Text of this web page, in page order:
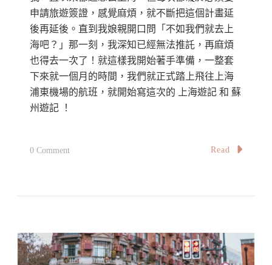
申請旅遊簽證，感覺麻煩，就不斷把這個計畫延
後再延後。直到我娘親開口問「不如我們就去上
海吧？」那一刻，我深知已經無法推託，再麻煩
也得去一次了！就這樣我開始著手準備，一整套
下來就一個月的時間，我們就正式踏上飛往上海
浦東機場的航班，就開始寫這次的 上海遊記 和 蘇
州遊記 ！
0 CommentOn
州
遊
Read